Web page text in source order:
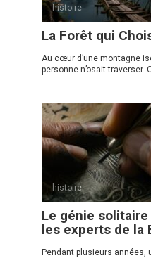
histoire
La Forêt qui
Au cœur d’une montagne
personne n’osait traverser.
histoire
Le génie
les experts de la
Pendant plusieurs